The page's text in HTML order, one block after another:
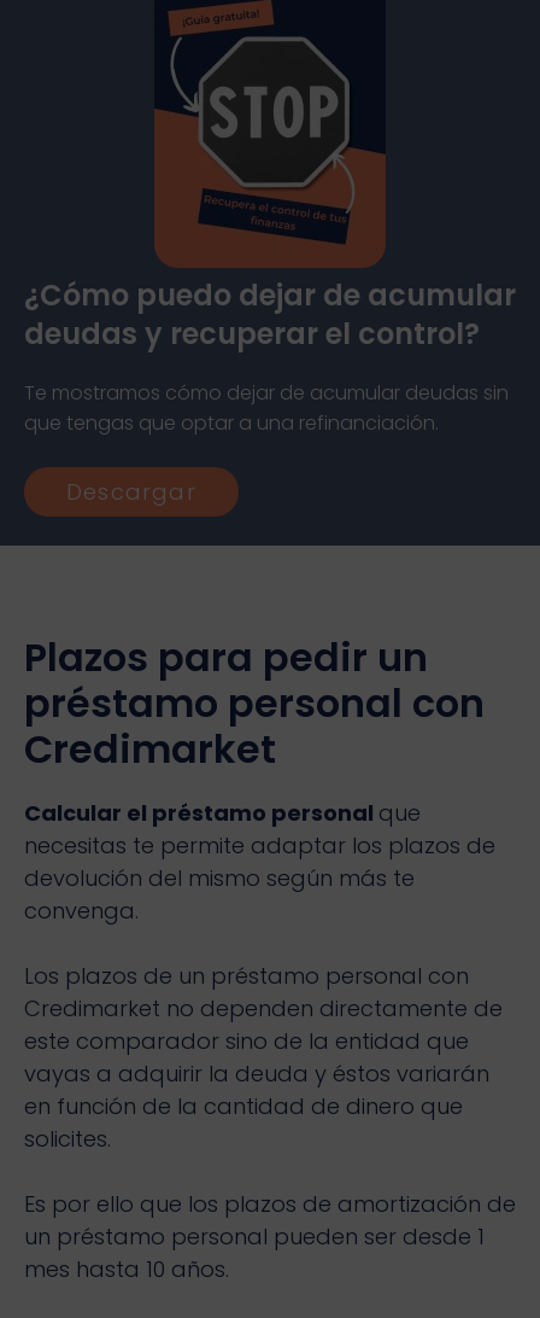
¿Cómo puedo dejar de acumular
deudas y recuperar el control?
Te mostramos cómo dejar de acumular deudas sin
que tengas que optar a una refinanciación.
Descargar
Plazos para pedir un
préstamo personal con
Credimarket
Calcular el préstamo personal que
necesitas te permite adaptar los plazos de
devolución del mismo según más te
convenga.
Los plazos de un préstamo personal con
Credimarket no dependen directamente de
este comparador sino de la entidad que
vayas a adquirir la deuda y éstos variarán
en función de la cantidad de dinero que
solicites.
Es por ello que los plazos de amortización de
un préstamo personal pueden ser desde 1
mes hasta 10 años.